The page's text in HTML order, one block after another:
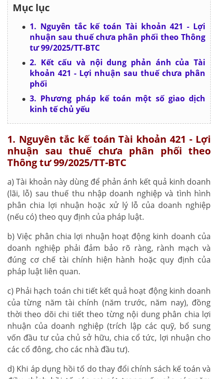
Mục lục
1. Nguyên tắc kế toán Tài khoản 421 - Lợi
nhuận sau thuế chưa phân phối theo Thông
tư 99/2025/TT-BTC
2. Kết cấu và nội dung phản ánh của Tài
khoản 421 - Lợi nhuận sau thuế chưa phân
phối
3. Phương pháp kế toán một số giao dịch
kinh tế chủ yếu
1. Nguyên tắc kế toán Tài khoản 421 - Lợi
nhuận sau thuế chưa phân phối theo
Thông tư 99/2025/TT-BTC
a) Tài khoản này dùng để phản ánh kết quả kinh doanh
(lãi, lỗ) sau thuế thu nhập doanh nghiệp và tình hình
phân chia lợi nhuận hoặc xử lý lỗ của doanh nghiệp
(nếu có) theo quy định của pháp luật.
b) Việc phân chia lợi nhuận hoạt động kinh doanh của
doanh nghiệp phải đảm bảo rõ ràng, rành mạch và
đúng cơ chế tài chính hiện hành hoặc quy định của
pháp luật liên quan.
c) Phải hạch toán chi tiết kết quả hoạt động kinh doanh
của từng năm tài chính (năm trước, năm nay), đồng
thời theo dõi chi tiết theo từng nội dung phân chia lợi
nhuận của doanh nghiệp (trích lập các quỹ, bổ sung
vốn đầu tư của chủ sở hữu, chia cổ tức, lợi nhuận cho
các cổ đông, cho các nhà đầu tư).
d) Khi áp dụng hồi tố do thay đổi chính sách kế toán và